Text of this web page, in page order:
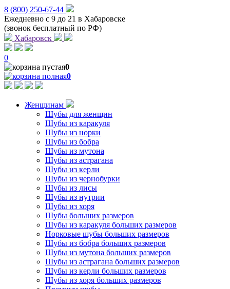
8 (800) 250-67-44
Ежедневно с 9 до 21 в Хабаровске
(звонок бесплатный по РФ)
Хабаровск
0
0
0
Женщинам
Шубы для женщин
Шубы из каракуля
Шубы из норки
Шубы из бобра
Шубы из мутона
Шубы из астрагана
Шубы из керли
Шубы из чернобурки
Шубы из лисы
Шубы из нутрии
Шубы из хоря
Шубы больших размеров
Шубы из каракуля больших размеров
Норковые шубы больших размеров
Шубы из бобра больших размеров
Шубы из мутона больших размеров
Шубы из астрагана больших размеров
Шубы из керли больших размеров
Шубы из хоря больших размеров